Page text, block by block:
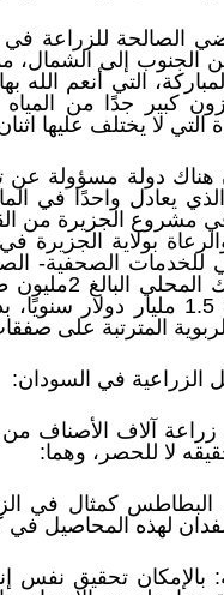
الجنوب إلى الشمال،
التي أنعم
كبير جدًا من المياه
التي لا يختلف عليها
يعادل واحدًا في
القمح = 1.5 مليار
المترتبة على
الزراعية في السودان:
زراعة آلاف الأصناف
لا للحصر، وهما:
كمثال في
الفدان لهذه المحاصيل
بالإمكان تحقيق نفس